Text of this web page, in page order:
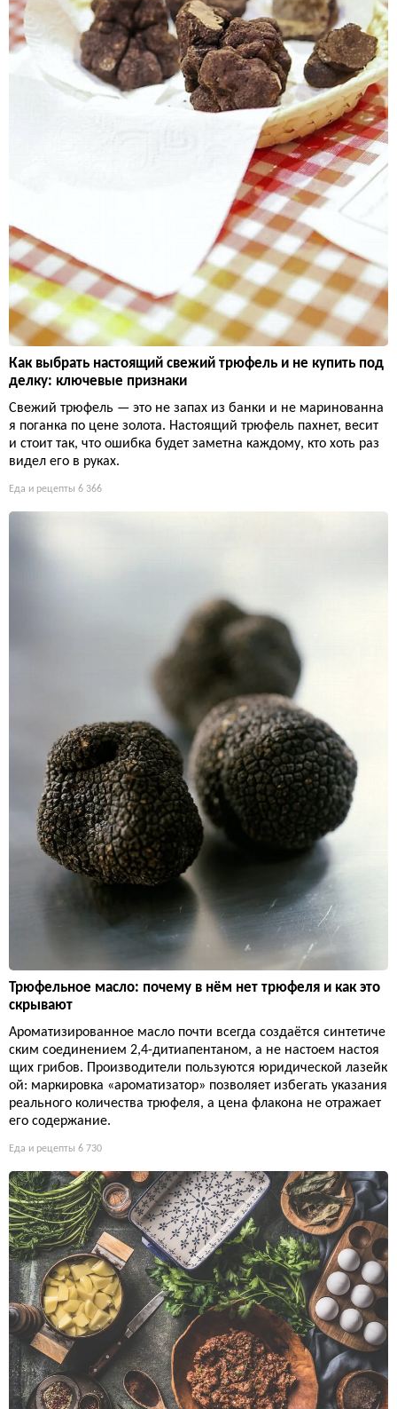
Как выбрать настоящий свежий трюфель и не купить под
делку: ключевые признаки
Свежий трюфель — это не запах из банки и не маринованна
я поганка по цене золота. Настоящий трюфель пахнет, весит
и стоит так, что ошибка будет заметна каждому, кто хоть раз
видел его в руках.
Еда и рецепты 6 366
Трюфельное масло: почему в нём нет трюфеля и как это
скрывают
Ароматизированное масло почти всегда создаётся синтетиче
ским соединением 2,4-дитиапентаном, а не настоем настоя
щих грибов. Производители пользуются юридической лазейк
ой: маркировка «ароматизатор» позволяет избегать указания
реального количества трюфеля, а цена флакона не отражает
его содержание.
Еда и рецепты 6 730